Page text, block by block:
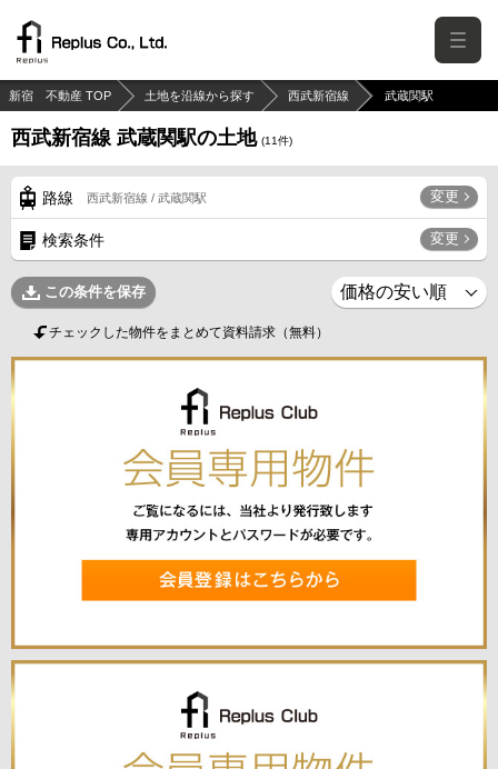
新宿 不動産 TOP 土地を沿線から探す 西武新宿線 武蔵関駅
西武新宿線 武蔵関駅の土地 (11件)
路線 西武新宿線 / 武蔵関駅 変更
検索条件 変更
この条件を保存
チェックした物件をまとめて資料請求（無料）